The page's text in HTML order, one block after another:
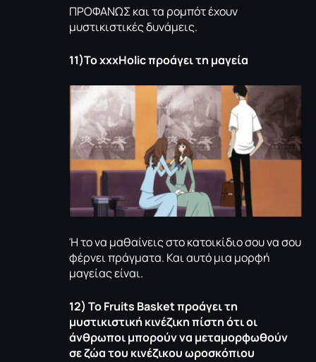
ΠΡΟΦΑΝΩΣ και τα ρομπότ έχουν
μυστικιστικές δυνάμεις.
11)ΤοxxxHolicπροάγει τη μαγεία
Ή το να μαθαίνεις στο κατοικίδιο σου να σου
φέρνει πράγματα. Και αυτό μια μορφή
μαγείας είναι.
12) ΤοFruits Basketπροάγει τη
μυστικιστική κινέζικη πίστη ότι οι
άνθρωποι μπορούν να μεταμορφωθούν
σε ζώα του κινέζικου ωροσκόπιου